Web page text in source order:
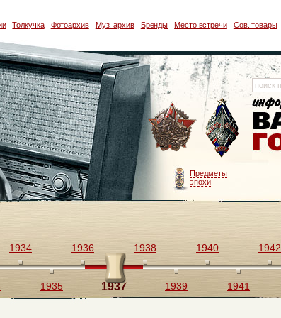
Толкучка Фотоархив Муз. архив Бренды Место встречи Сов. товары
Предметы
эпохи
1934
1935
1936
1937
1938
1939
1940
1941
1942